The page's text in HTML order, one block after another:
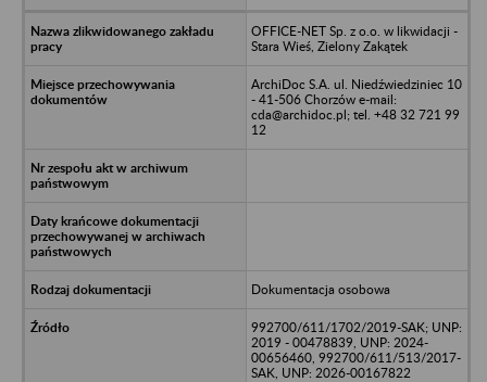
OFFICE-NET Sp. z o.o. w likwidacji -
Stara Wieś, Zielony Zakątek
ArchiDoc S.A. ul. Niedźwiedziniec 10
- 41-506 Chorzów e-mail:
cda@archidoc.pl; tel. +48 32 721 99
12
Dokumentacja osobowa
992700/611/1702/2019-SAK; UNP:
2019 - 00478839, UNP: 2024-
00656460, 992700/611/513/2017-
SAK, UNP: 2026-00167822